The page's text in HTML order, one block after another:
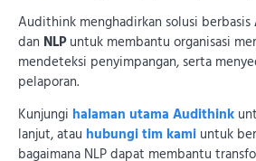
Audithink menghadirkan solusi berbasis
dan NLPuntuk membantu organisasi
mendeteksi penyimpangan, serta
pelaporan.
Kunjungi halaman utama Audithink
lanjut, atau hubungi tim kami untuk
bagaimana NLP dapat membantu